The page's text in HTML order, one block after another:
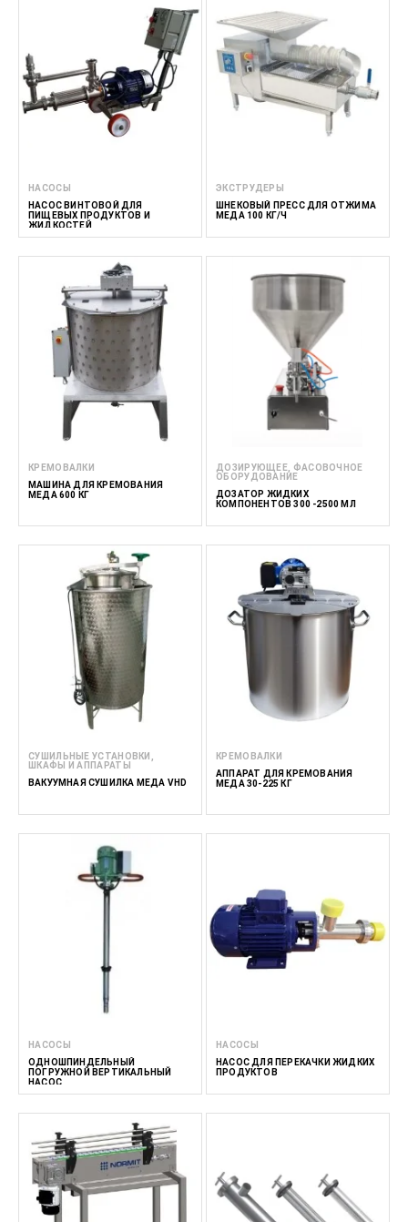
НАСОСЫ
НАСОС ВИНТОВОЙ ДЛЯ
ПИЩЕВЫХ ПРОДУКТОВ И
ЖИДКОСТЕЙ
ЭКСТРУДЕРЫ
ШНЕКОВЫЙ ПРЕСС ДЛЯ ОТЖИМА
МЕДА 100 КГ/Ч
КРЕМОВАЛКИ
МАШИНА ДЛЯ КРЕМОВАНИЯ
МЕДА 600 КГ
ДОЗИРУЮЩЕЕ, ФАСОВОЧНОЕ
ОБОРУДОВАНИЕ
ДОЗАТОР ЖИДКИХ
КОМПОНЕНТОВ 300 -2500 МЛ
СУШИЛЬНЫЕ УСТАНОВКИ,
ШКАФЫ И АППАРАТЫ
ВАКУУМНАЯ СУШИЛКА МЕДА VHD
КРЕМОВАЛКИ
AППАРАТ ДЛЯ КРЕМОВАНИЯ
МЕДА 30-225 КГ
НАСОСЫ
ОДНОШПИНДЕЛЬНЫЙ
ПОГРУЖНОЙ ВЕРТИКАЛЬНЫЙ
НАСОС
НАСОСЫ
НАСОС ДЛЯ ПЕРЕКАЧКИ ЖИДКИХ
ПРОДУКТОВ